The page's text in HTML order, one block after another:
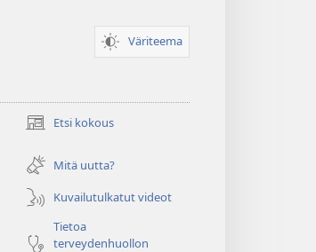
Väriteema
Etsi kokous
(avaa
ikkunan)Mitä uutta?
Kuvailutulkatut videot
Tietoa
terveydenhuollon